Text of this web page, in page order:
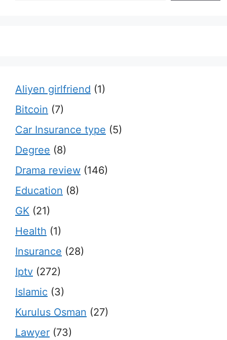
Aliyen girlfriend (1)
Bitcoin (7)
Car Insurance type (5)
Degree (8)
Drama review (146)
Education (8)
GK (21)
Health (1)
Insurance (28)
Iptv (272)
Islamic (3)
Kurulus Osman (27)
Lawyer (73)